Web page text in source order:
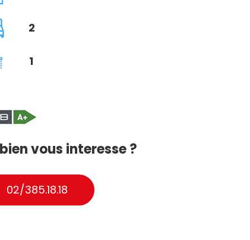
2
1
vous interesse ?
02/385.18.18